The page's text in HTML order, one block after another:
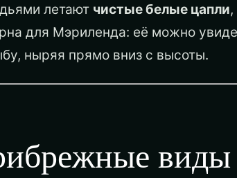
летают чистые белые цапли,
для Мэриленда: её можно
ныряя прямо вниз с высоты.
виды